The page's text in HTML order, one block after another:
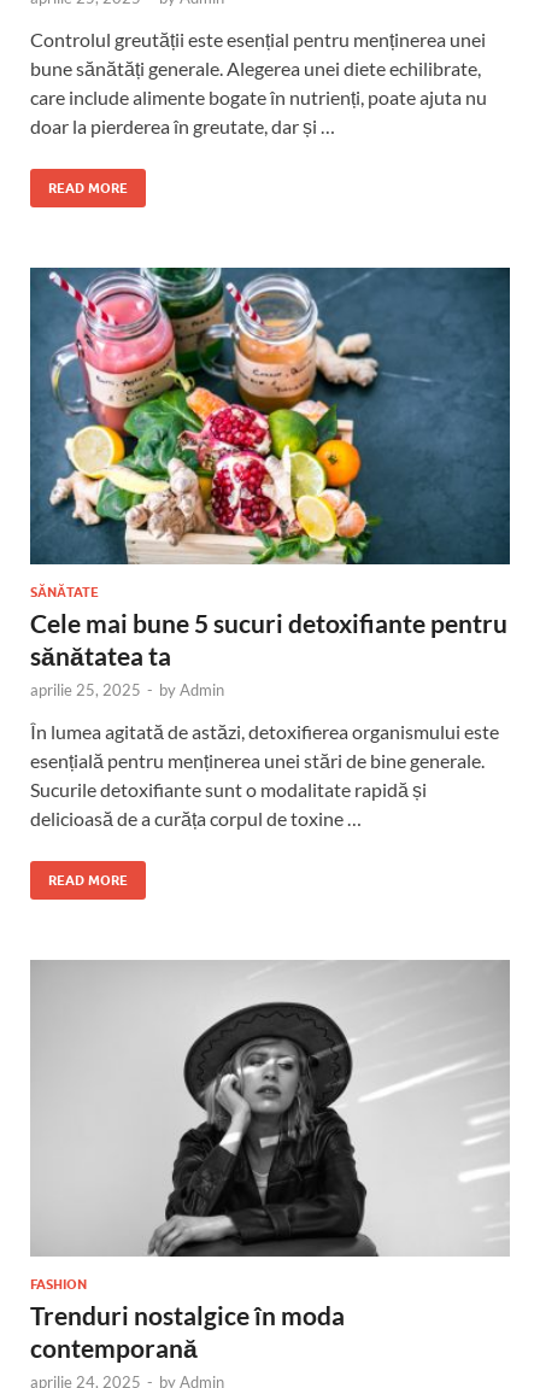
Controlul greutății este esențial pentru menținerea unei
bune sănătăți generale. Alegerea unei diete echilibrate,
care include alimente bogate în nutrienți, poate ajuta nu
doar la pierderea în greutate, dar și …
READ MORE
SĂNĂTATE
Cele mai bune 5 sucuri detoxifiante pentru
sănătatea ta
aprilie 25, 2025 - byAdmin
În lumea agitată de astăzi, detoxifierea organismului este
esențială pentru menținerea unei stări de bine generale.
Sucurile detoxifiante sunt o modalitate rapidă și
delicioasă de a curăța corpul de toxine …
READ MORE
FASHION
Trenduri nostalgice în moda
contemporană
aprilie 24, 2025 - byAdmin